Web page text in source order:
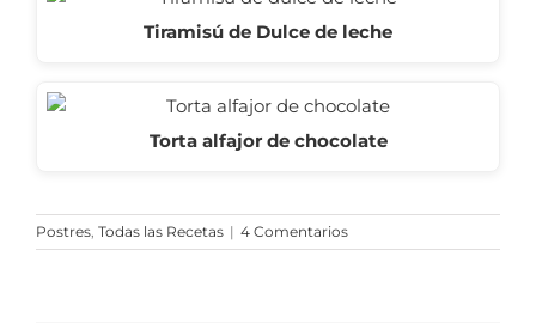
Tiramisú de Dulce de leche
Torta alfajor de chocolate
Postres, Todas las Recetas | 4 Comentarios